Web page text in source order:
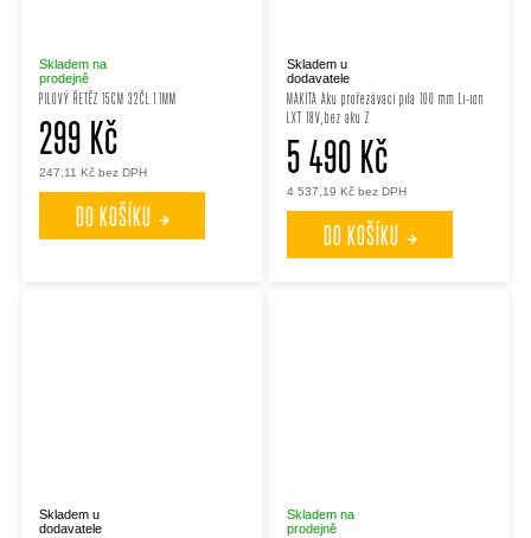
PILOVÝ ŘETĚZ 15CM 32ČL.1.1MM
Skladem na
prodejně
247,11 Kč bez DPH
299 Kč
DO KOŠÍKU
MAKITA Aku prořezávací pila 100 mm Li-ion
LXT 18V,bez aku Z
Skladem u
dodavatele
4 537,19 Kč bez DPH
5 490 Kč
DO KOŠÍKU
Skladem u
dodavatele
Skladem na
prodejně